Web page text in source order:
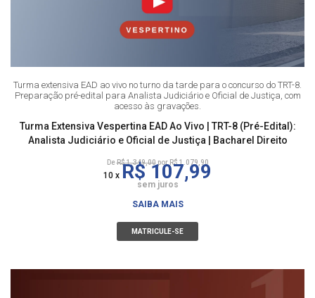
Turma extensiva EAD ao vivo no turno da tarde para o concurso do TRT-8.
Preparação pré-edital para Analista Judiciário e Oficial de Justiça, com
acesso às gravações.
Turma Extensiva Vespertina EAD Ao Vivo | TRT-8 (Pré-Edital):
Analista Judiciário e Oficial de Justiça | Bacharel Direito
DeR$ 1.349,00por R$ 1.079,90
10 x R$ 107,99
sem juros
SAIBA MAIS
MATRICULE-SE